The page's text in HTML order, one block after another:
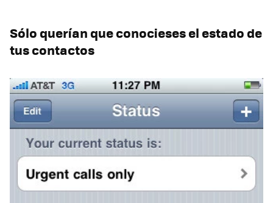
Sólo querían que conocieses el estado de
tus contactos